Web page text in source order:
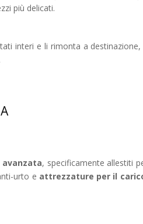
più delicati.
interi e li rimonta a destinazione,
, specificamente allestiti
urto e attrezzature per il